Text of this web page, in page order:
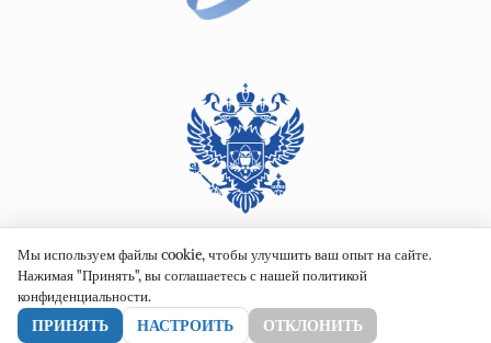
Мы используем файлы cookie, чтобы улучшить ваш опыт на сайте.
Нажимая "Принять", вы соглашаетесь с нашей политикой
конфиденциальности.
ПРИНЯТЬ НАСТРОИТЬ ОТКЛОНИТЬ